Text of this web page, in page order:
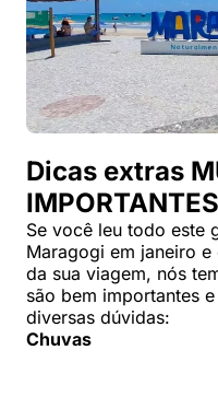
Dicas extras
Se você leu todo este
Maragogi em janeiro
da sua viagem, nós
são bem importantes
diversas dúvidas:
Chuvas